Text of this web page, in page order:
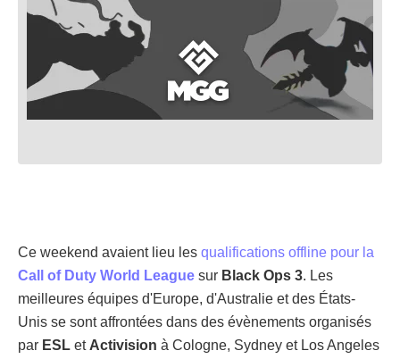
Ce weekend avaient lieu les qualifications offline pour la
Call of Duty World League sur Black Ops 3. Les
meilleures équipes d'Europe, d'Australie et des États-
Unis se sont affrontées dans des évènements organisés
par ESL et Activision à Cologne, Sydney et Los Angeles